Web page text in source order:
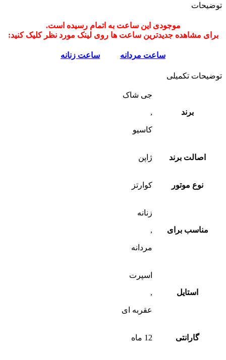
توضیحات
موجودی این ساعت به اتمام رسیده است.
برای مشاهده جدیدترین ساعت ها روی لینک مورد نظر کلیک کنید:
ساعت مردانه ساعت زنانه
توضیحات تکمیلی
برند
جی شاک
,
کاسیو
اصالت برند ژاپن
نوع موتور کوارتز
مناسب برای
زنانه
,
مردانه
استایل
اسپرت
,
عقربه ای
گارانتی 12 ماه